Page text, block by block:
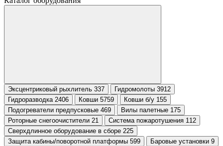
Эксцентриковый рыхлитель 337
Гидромолоты 3912
Гидроразводка 2406
Ковши 5759
Ковши б/у 155
Подогреватели предпусковые 469
Вилы палетные 175
Роторные снегоочистители 21
Система пожаротушения 112
Сверхдлинное оборудование в сборе 225
Защита кабины/поворотной платформы 599
Баровые установки 9